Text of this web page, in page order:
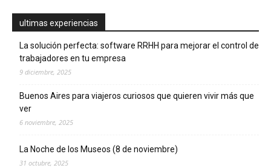
ultimas experiencias
La solución perfecta: software RRHH para mejorar el control de
trabajadores en tu empresa
9 diciembre, 2025
Buenos Aires para viajeros curiosos que quieren vivir más que
ver
6 noviembre, 2025
La Noche de los Museos (8 de noviembre)
31 octubre, 2025